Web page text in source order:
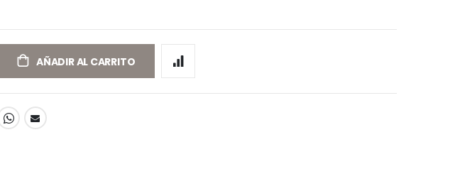
AÑADIR AL CARRITO